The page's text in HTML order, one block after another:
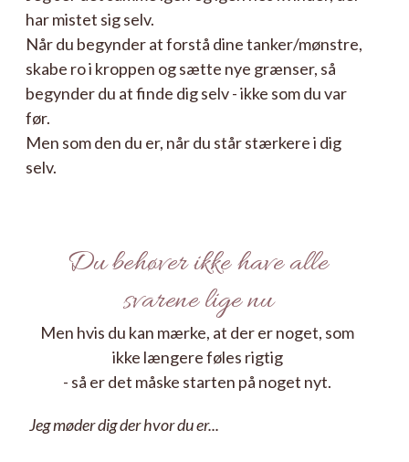
har mistet sig selv.
Når du begynder at forstå dine tanker/mønstre,
skabe ro i kroppen og sætte nye grænser, så
begynder du at finde dig selv - ikke som du var
før.
Men som den du er, når du står stærkere i dig
selv.
Du behøver ikke have alle
svarene lige nu
Men hvis du kan mærke, at der er noget, som
ikke længere føles rigtig
- så er det måske starten på noget nyt.
Jeg møder dig der hvor du er...